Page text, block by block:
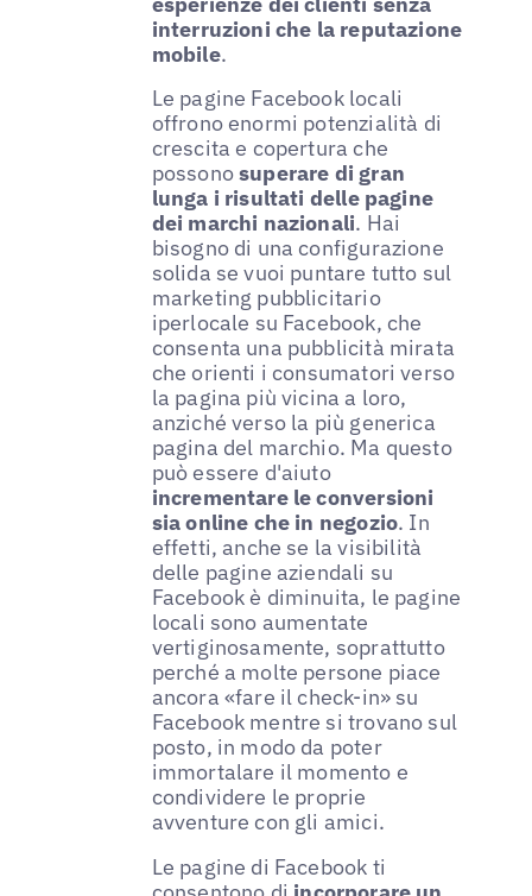
interruzioni che la reputazione
mobile.
Le pagine Facebook locali
offrono enormi potenzialità di
crescita e copertura che
possonosuperare di gran
lunga i risultati delle pagine
dei marchi nazionali. Hai
bisogno di una configurazione
solida se vuoi puntare tutto sul
marketing pubblicitario
iperlocale su Facebook, che
consenta una pubblicità mirata
che orienti i consumatori verso
la pagina più vicina a loro,
anziché verso la più generica
pagina del marchio. Ma questo
può essere d'aiuto
incrementare le conversioni
sia online che in negozio. In
effetti, anche se la visibilità
delle pagine aziendali su
Facebook è diminuita, le pagine
locali sono aumentate
vertiginosamente, soprattutto
perché a molte persone piace
ancora «fare il check-in» su
Facebook mentre si trovano sul
posto, in modo da poter
immortalare il momento e
condividere le proprie
avventure con gli amici.
Le pagine di Facebook ti